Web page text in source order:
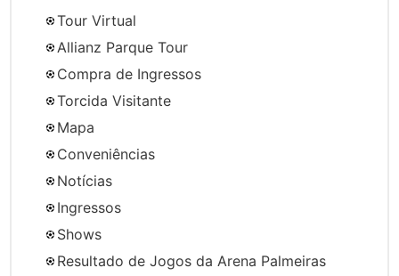
Tour Virtual
Allianz Parque Tour
Compra de Ingressos
Torcida Visitante
Mapa
Conveniências
Notícias
Ingressos
Shows
Resultado de Jogos da Arena Palmeiras